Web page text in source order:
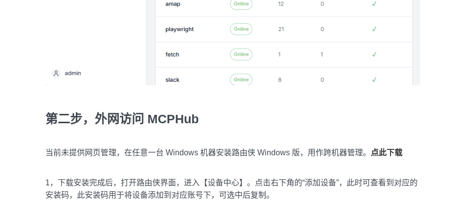
第二步，外网访问 MCPHub
当前未提供网页管理，在任意一台 Windows 机器安装路由侠 Windows 版，用作跨机器管理。 点此下载
1，下载安装完成后，打开路由侠界面，进入【设备中心】。点击右下角的“添加设备”，此时可查看到对应的
安装码，此安装码用于将设备添加到对应账号下，可选中后复制。